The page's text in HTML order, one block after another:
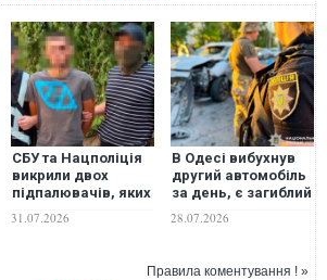
СБУ та Нацполіція
викрили двох
підпалювачів, яких
завербували через
31.07.2026
В Одесі вибухнув
другий автомобіль
за день, є загиблий
28.07.2026
Правила коментування ! »